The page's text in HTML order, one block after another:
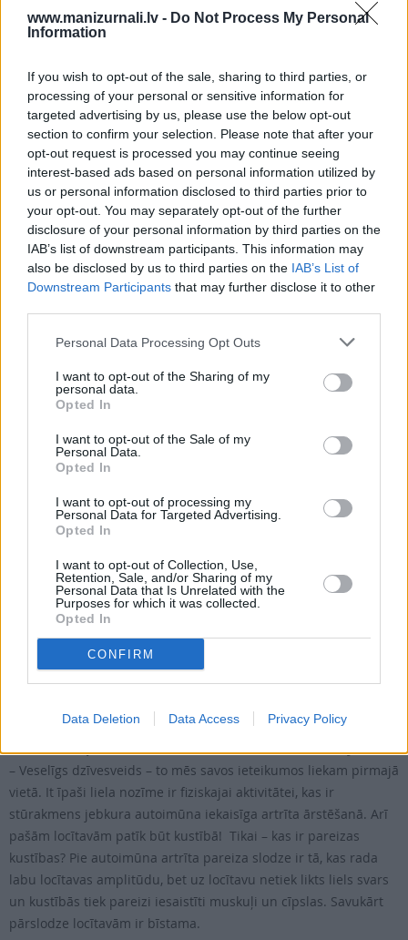
www.manizurnali.lv - Do Not Process My Personal
Information
If you wish to opt-out of the sale, sharing to third parties, or
processing of your personal or sensitive information for
targeted advertising by us, please use the below opt-out
section to confirm your selection. Please note that after your
opt-out request is processed you may continue seeing
interest-based ads based on personal information utilized by
us or personal information disclosed to third parties prior to
your opt-out. You may separately opt-out of the further
disclosure of your personal information by third parties on the
IAB’s list of downstream participants. This information may
also be disclosed by us to third parties on the IAB’s List of
Downstream Participants that may further disclose it to other
Personal Data Processing Opt Outs
I want to opt-out of the Sharing of my
personal data.
Opted In
I want to opt-out of the Sale of my
Personal Data.
Opted In
I want to opt-out of processing my
Personal Data for Targeted Advertising.
Opted In
I want to opt-out of Collection, Use,
Retention, Sale, and/or Sharing of my
Personal Data that Is Unrelated with the
Purposes for which it was collected.
Opted In
CONFIRM
Data Deletion Data Access Privacy Policy
un slimības paasinājums ar lielāko varbūtību mazināsies. Un
jāmaina. Varbūt zālēm, kuras ikdienā tiek lietotas, vajadzīgas
citas devas vai pat pats medikaments jāmaina.
Vēl viens variants – aizej pie ģimenes ārsta, un viņš saregulēs
šo glikokortikosteroīdu devas un pārbaudīs citus iemeslus,
kāpēc varētu būt paasinājums. Kaut vai tāda nianse…
Pacientiem, kuri saņem imūnsupresiju, dažkārt arī kāda
bakteriāla vai vīrusa izraisīta infekcija var izpausties ar locītavu
sāpēm un pietūkumu, ko ļoti grūti atšķirt no reimatoīdā artrīta
paasinājuma. Tāpēc būtu jāvēršas pie ģimenes ārsta, lai
izslēgtu infekcijas iespējamību, jo tajā gadījumā ārstēšanas
taktika ir pilnīgi pretēja: tiek atcelta vai mazināta
imūnsupresīvā terapija un ārstē infekciju. Ja tā ir vīrusa
izraisījušas baktērijas, jālieto antibiotikas.
Viena no smagākajām reimatisko
slimību blakus saslimšanām vai
komplikācijām ir asinsvadu iekaisums
vaskulīts, un tas var būt arī dzīvībai
bīstams.
Tas tiešām ir īstais sarkanais karogs. Visnopietnākā situācijas ir
plaušu hemorāģija un akūta nieru mazspēja. Šajā gadījumā
parādās klepus ar asins piejaukumu – asins stīdziņām, vai,
piemēram, urīna krāsa ir mainījusies, kļuvusi sārtāka. Vai –
pasliktinājusies nieru funkcionālā darbība, un tas uzrādās
ļoti paaugstinājies.
– Ko cilvēks pats var darīt, lai savu slimību turētu rāmjos?
– Veselīgs dzīvesveids – to mēs savos ieteikumos liekam pirmajā
vietā. It īpaši liela nozīme ir fiziskajai aktivitātei, kas ir
stūrakmens jebkura autoimūna iekaisīga artrīta ārstēšanā. Arī
pašām locītavām patīk būt kustībā! Tikai – kas ir pareizas
kustības? Pie autoimūna artrīta pareiza slodze ir tā, kas rada
labu locītavas amplitūdu, bet uz locītavu netiek likts liels svars
un kustībās tiek pareizi iesaistīti muskuļi un cīpslas. Savukārt
pārslodze locītavām ir bīstama.